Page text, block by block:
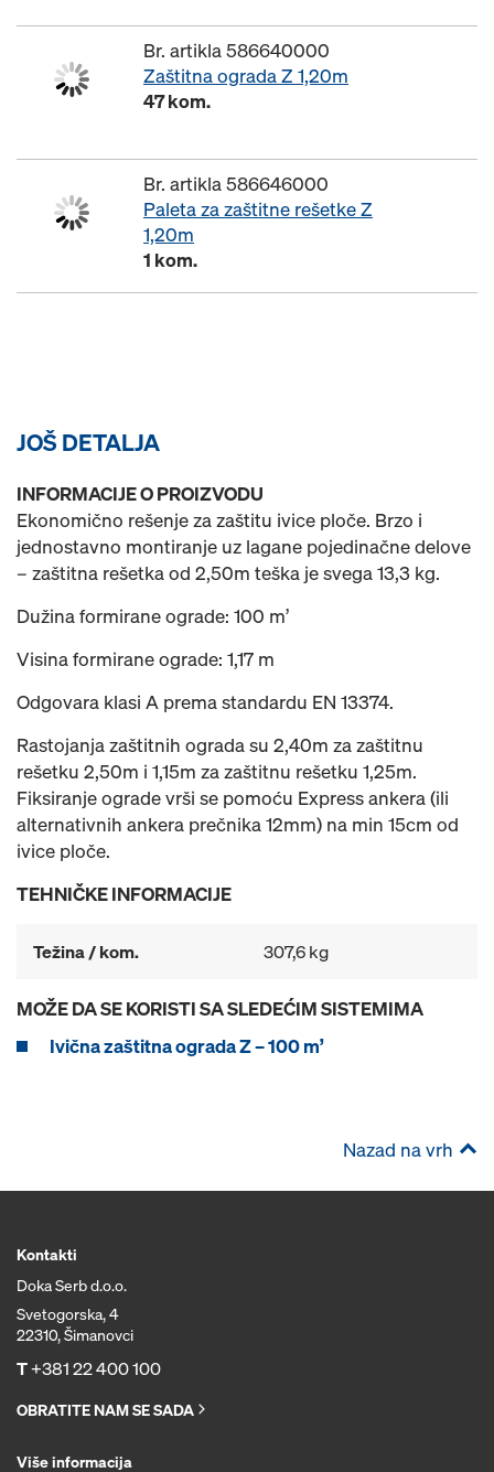
Br. artikla 586640000
Zaštitna ograda Z 1,20m
47 kom.
Br. artikla 586646000
Paleta za zaštitne rešetke Z
1,20m
1 kom.
JOŠ DETALJA
INFORMACIJE O PROIZVODU
Ekonomično rešenje za zaštitu ivice ploče. Brzo i
jednostavno montiranje uz lagane pojedinačne delove
– zaštitna rešetka od 2,50m teška je svega 13,3 kg.
Dužina formirane ograde: 100 m’
Visina formirane ograde: 1,17 m
Odgovara klasi A prema standardu EN 13374.
Rastojanja zaštitnih ograda su 2,40m za zaštitnu
rešetku 2,50m i 1,15m za zaštitnu rešetku 1,25m.
Fiksiranje ograde vrši se pomoću Express ankera (ili
alternativnih ankera prečnika 12mm) na min 15cm od
ivice ploče.
TEHNIČKE INFORMACIJE
Težina / kom. 307,6 kg
MOŽE DA SE KORISTI SA SLEDEĆIM SISTEMIMA
Ivična zaštitna ograda Z – 100 m’
Nazad na vrh
Kontakti
Doka Serb d.o.o.
Svetogorska, 4
22310, Šimanovci
T+381 22 400 100
OBRATITE NAM SE SADA
Više informacija